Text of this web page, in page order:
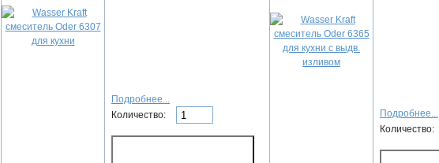
Подробнее...
Количество:
Подробнее...
Количество: